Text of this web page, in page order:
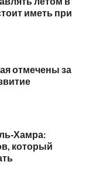
иметь при
отмечены за
который